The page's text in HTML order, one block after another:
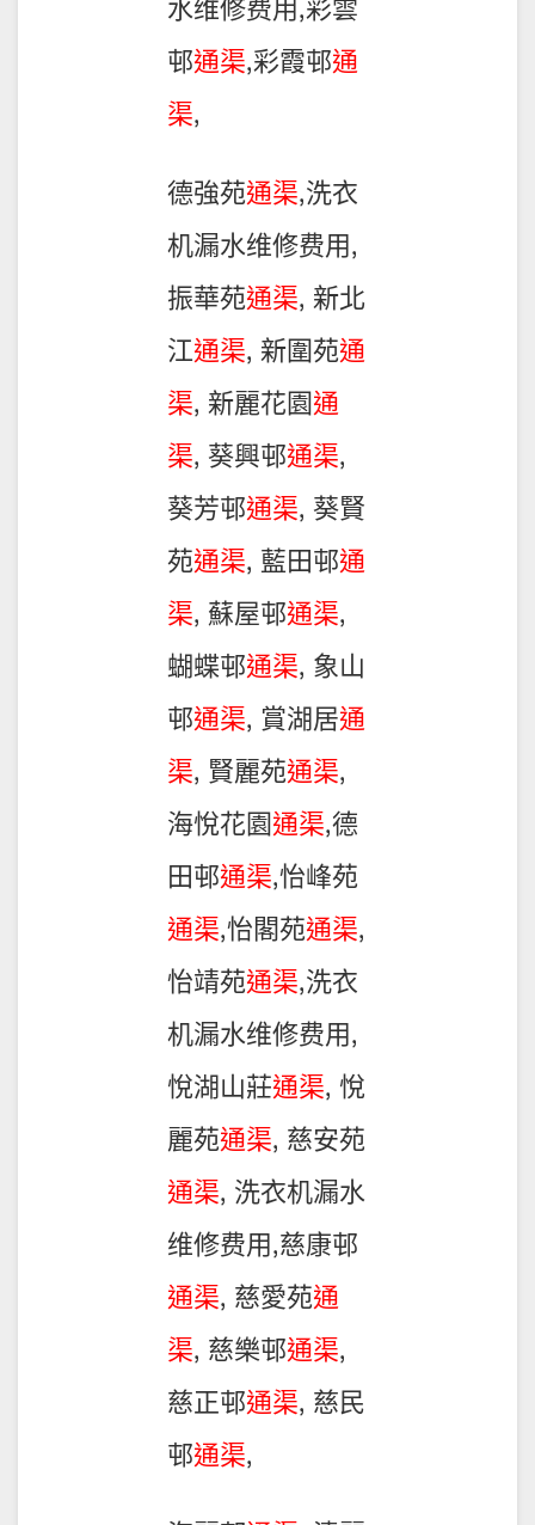
水维修费用,彩雲
邨通渠,彩霞邨通
渠,
德強苑通渠,洗衣
机漏水维修费用,
振華苑通渠, 新北
江通渠, 新圍苑通
渠, 新麗花園通
渠, 葵興邨通渠,
葵芳邨通渠, 葵賢
苑通渠, 藍田邨通
渠, 蘇屋邨通渠,
蝴蝶邨通渠, 象山
邨通渠, 賞湖居通
渠, 賢麗苑通渠,
海悅花園通渠,德
田邨通渠,怡峰苑
通渠,怡閣苑通渠,
怡靖苑通渠,洗衣
机漏水维修费用,
悅湖山莊通渠, 悅
麗苑通渠, 慈安苑
通渠, 洗衣机漏水
维修费用,慈康邨
通渠, 慈愛苑通
渠, 慈樂邨通渠,
慈正邨通渠, 慈民
邨通渠,